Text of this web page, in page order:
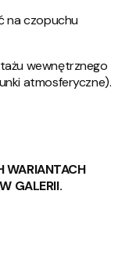
na czopuchu
wewnętrznego
atmosferyczne).
WARIANTACH
GALERII.